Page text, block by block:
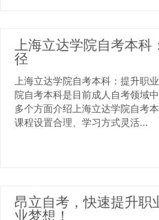
上海立达学院自考本科
径
上海立达学院自考本科：提升职
院自考本科是目前成人自考领域
多个方面介绍上海立达学院自考
课程设置合理、学习方式灵活...
昂立自考，快速提升职
业梦想！